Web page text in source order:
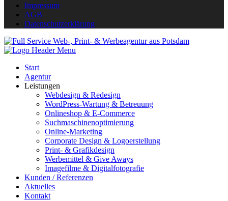
Impressum
AGB
Datenschutzerklärung
Start
Agentur
Leistungen
Webdesign & Redesign
WordPress-Wartung & Betreuung
Onlineshop & E-Commerce
Suchmaschinenoptimierung
Online-Marketing
Corporate Design & Logoerstellung
Print- & Grafikdesign
Werbemittel & Give Aways
Imagefilme & Digitalfotografie
Kunden / Referenzen
Aktuelles
Kontakt